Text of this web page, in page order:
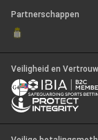
Partnerschappen
Veiligheid en